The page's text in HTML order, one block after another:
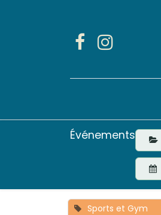
Événements
Sports et Gym